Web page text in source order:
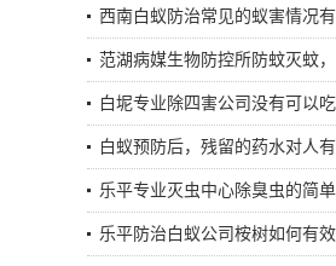
西南白蚁防治常见的蚁害情况
范湖病媒生物防控所防蚊灭蚊
白坭专业除四害公司没有可以
白蚁预防后，残留的药水对人有
乐平专业灭虫中心除臭虫的简
乐平防治白蚁公司桉树如何有